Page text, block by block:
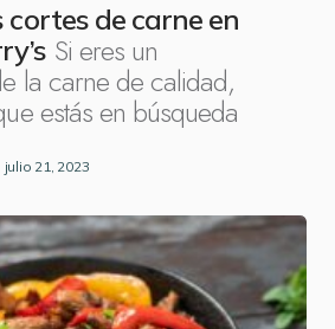
cortes de carne en
Si eres un
la carne de calidad,
estás en búsqueda
julio 21, 2023